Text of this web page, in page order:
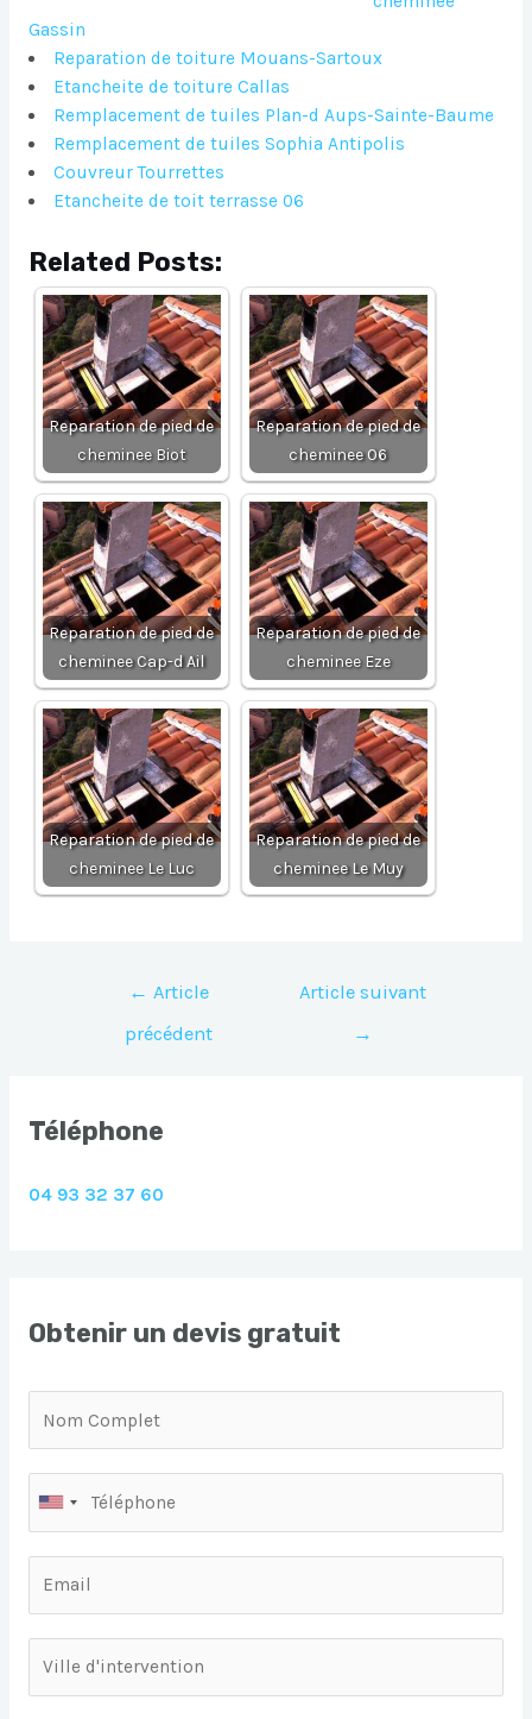
Gassin
Reparation de toiture Mouans-Sartoux
Etancheite de toiture Callas
Remplacement de tuiles Plan-d Aups-Sainte-Baume
Remplacement de tuiles Sophia Antipolis
Couvreur Tourrettes
Etancheite de toit terrasse 06
Related Posts:
Reparation de pied de
cheminee Biot
Reparation de pied de
cheminee 06
Reparation de pied de
cheminee Cap-d Ail
Reparation de pied de
cheminee Eze
Reparation de pied de
cheminee Le Luc
Reparation de pied de
cheminee Le Muy
Navigation
l’article
← Article
précédent
Article suivant
→
Téléphone
04 93 32 37 60
Obtenir un devis gratuit